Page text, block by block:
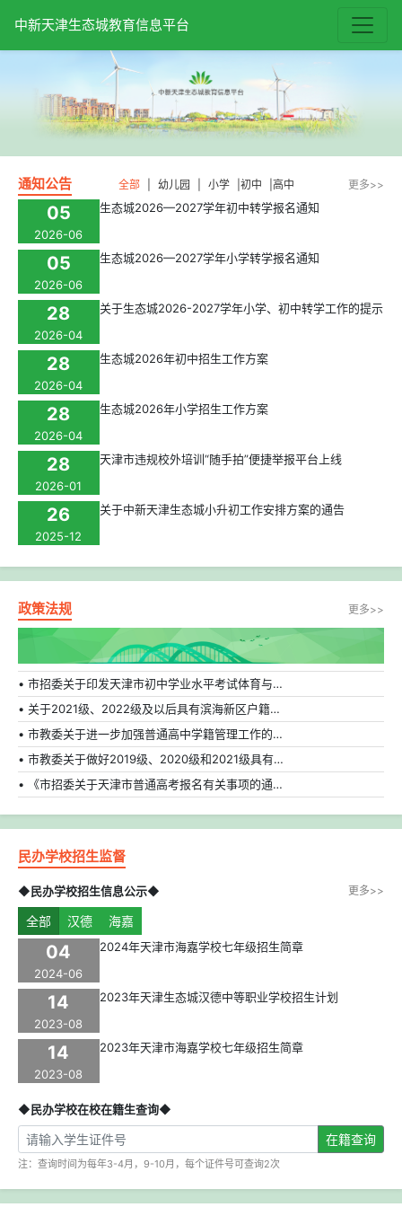
中新天津生态城教育信息平台
通知公告 全部 幼儿园 小学 初中 高中 更多>>
05
2026-06
生态城2026—2027学年初中转学报名通知
05
2026-06
生态城2026—2027学年小学转学报名通知
28
2026-04
关于生态城2026-2027学年小学、初中转学工作的提示
28
2026-04
生态城2026年初中招生工作方案
28
2026-04
生态城2026年小学招生工作方案
28
2026-01
天津市违规校外培训“随手拍”便捷举报平台上线
26
2025-12
关于中新天津生态城小升初工作安排方案的通告
政策法规 更多>>
• 市招委关于印发天津市初中学业水平考试体育与健康科目补充方案的通知
• 关于2021级、2022级及以后具有滨海新区户籍在外省市普通高中就读学生转学的相关规定
• 市教委关于进一步加强普通高中学籍管理工作的通知
• 市教委关于做好2019级、2020级和2021级具有天津市户籍在外省市普通高中就读学生转学工作的通知
• 《市招委关于天津市普通高考报名有关事项的通知》的解读
民办学校招生监督
◆民办学校招生信息公示◆ 更多>>
全部 汉德 海嘉
04
2024-06
2024年天津市海嘉学校七年级招生简章
14
2023-08
2023年天津生态城汉德中等职业学校招生计划
14
2023-08
2023年天津市海嘉学校七年级招生简章
◆民办学校在校在籍生查询◆
在籍查询
注：查询时间为每年3-4月，9-10月，每个证件号可查询2次